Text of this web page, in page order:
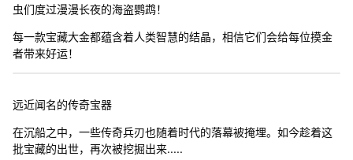
虫们度过漫漫长夜的海盗鹦鹉！
每一款宝藏大金都蕴含着人类智慧的结晶，相信它们会给每位摸金
者带来好运！
远近闻名的传奇宝器
在沉船之中，一些传奇兵刃也随着时代的落幕被掩埋。如今趁着这
批宝藏的出世，再次被挖掘出来.....